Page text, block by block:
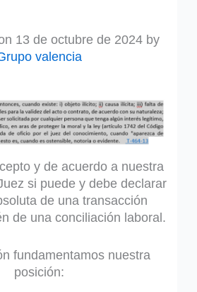
13 de octubre de 2024 by
valencia
y de acuerdo a nuestra
si puede y debe declarar
de una transacción
de una conciliación laboral.
fundamentamos nuestra
posición: